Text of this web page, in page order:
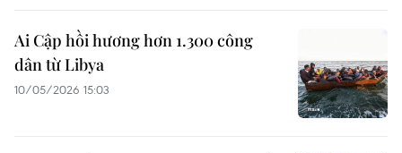
Ai Cập hồi hương hơn 1.300 công
dân từ Libya
10/05/2026 15:03